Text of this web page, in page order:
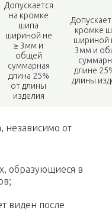
Допускается
на кромке
шипа
шириной не
≥ 3мм и
общей
суммарная
длина 25%
от длины
изделия
кромке
шириной
3мм и
длине
длины
независимо от
образующиеся в
виден после